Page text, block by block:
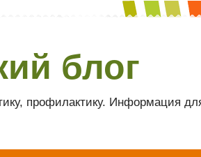
блог
профилактику. Информация